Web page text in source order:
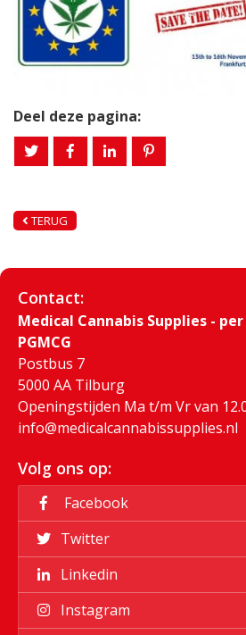
Deel deze pagina:
TERUG
Contact:
Medical Cannabis Supplies -
PGMCG
Postbus 7
5000 AA Tilburg
Openingstijden Ma t/m Vr van
info@medicalcannabissupplies.nl
Volg ons op:
Facebook
Twitter
Linkedin
Instagram